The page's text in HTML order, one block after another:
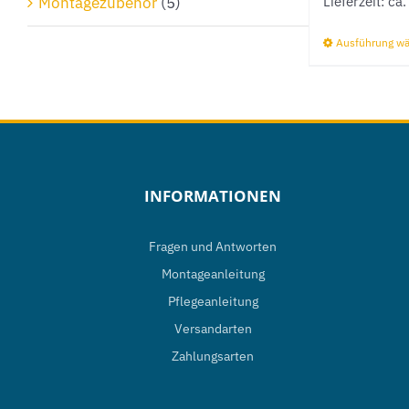
Ausführung
INFORMATIONEN
Fragen und Antworten
Montageanleitung
Pflegeanleitung
Versandarten
Zahlungsarten